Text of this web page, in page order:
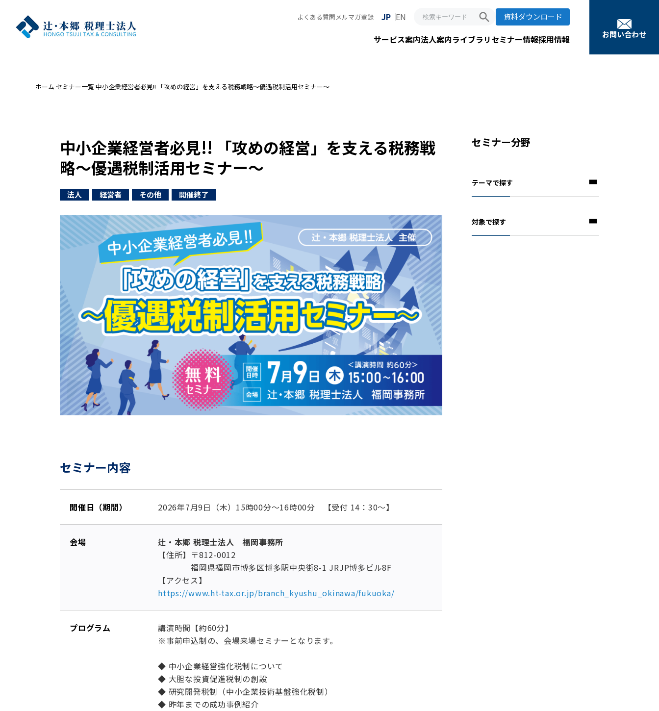
よくある質問 メルマガ登録 JP EN search 資料ダウンロード
サービス案内法人案内ライブラリセミナー情報採用情報 お問い合わせ
ホーム セミナー一覧 中小企業経営者必見!! 「攻めの経営」を支える税務戦略～優遇税制活用セミナー～
中小企業経営者必見!! 「攻めの経営」を支える税務戦
略～優遇税制活用セミナー～
法人 経営者 その他 開催終了
セミナー内容
開催日（期間） 2026年7月9日（木）15時00分～16時00分 【受付 14：30～】
会場
辻・本郷 税理士法人 福岡事務所
【住所】〒812-0012
福岡県福岡市博多区博多駅中央街8-1 JRJP博多ビル8F
【アクセス】
https://www.ht-tax.or.jp/branch_kyushu_okinawa/fukuoka/
プログラム
講演時間【約60分】
※事前申込制の、会場来場セミナーとなります。
◆ 中小企業経営強化税制について
◆ 大胆な投資促進税制の創設
◆ 研究開発税制（中小企業技術基盤強化税制）
◆ 昨年までの成功事例紹介
セミナー分野
テーマで探す
対象で探す